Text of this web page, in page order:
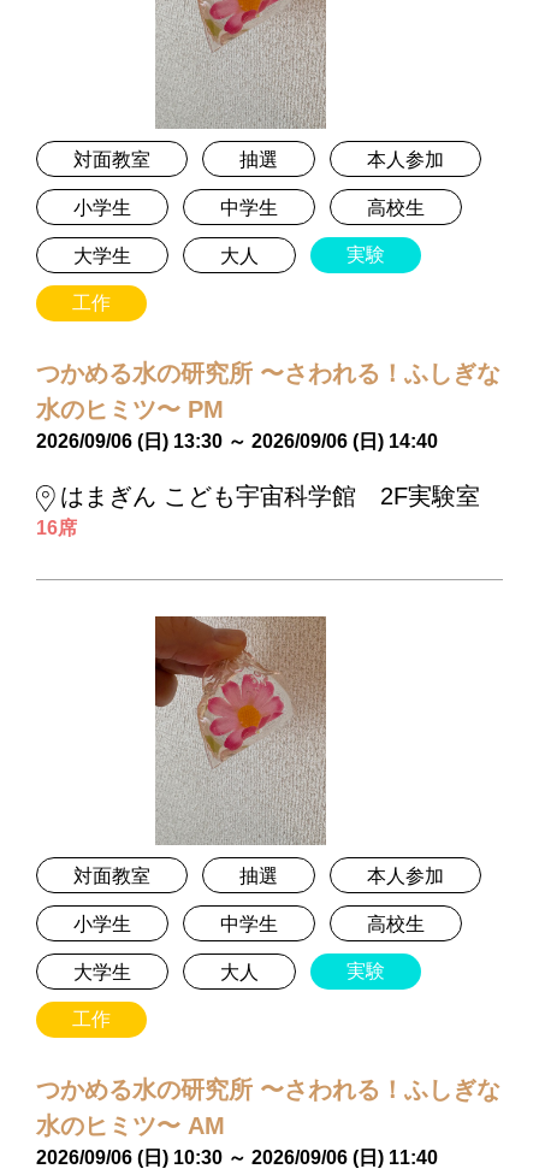
対面教室 抽選 本人参加
小学生 中学生 高校生
大学生 大人 実験
工作
つかめる水の研究所 〜さわれる！ふしぎな
水のヒミツ〜 PM
2026/09/06 (日) 13:30 ～ 2026/09/06 (日) 14:40
はまぎん こども宇宙科学館 2F実験室
16席
対面教室 抽選 本人参加
小学生 中学生 高校生
大学生 大人 実験
工作
つかめる水の研究所 〜さわれる！ふしぎな
水のヒミツ〜 AM
2026/09/06 (日) 10:30 ～ 2026/09/06 (日) 11:40